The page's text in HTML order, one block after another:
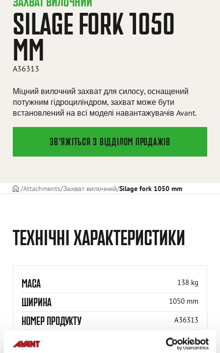
SILAGE FORK 1050
MM
A36313
Міцний вилочний захват для силосу, оснащений
потужним гідроциліндром, захват може бути
встановлений на всі моделі навантажувачів Avant.
ЗВ’ЯЖІТЬСЯ З ВІДДІЛОМ ПРОДАЖІВ
ГОЛОВНА СТОРІНКА
Attachments Захват вилочний Silage fork 1050 mm
ТЕХНІЧНІ ХАРАКТЕРИСТИКИ
МАСА 138 kg
ШИРИНА 1050 mm
НОМЕР ПРОДУКТУ A36313